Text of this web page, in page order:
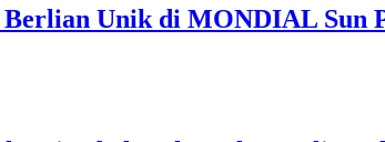
Unik di MONDIAL Sun